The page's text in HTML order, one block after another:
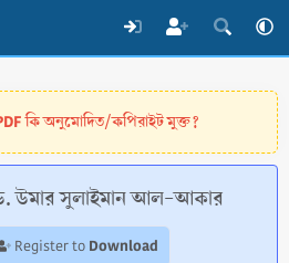
কি অনুমোদিত/কপিরাইট মুক্ত?
উমার সুলাইমান আল-আকার
Register to Download